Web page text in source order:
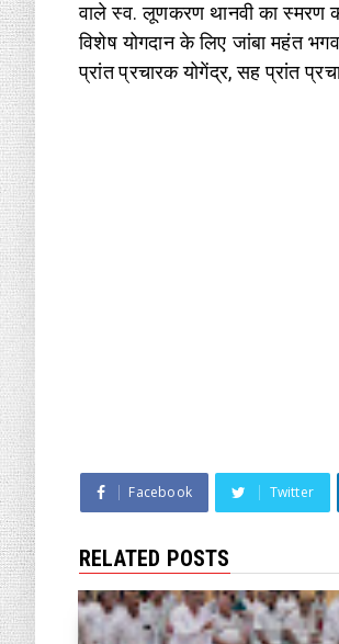
वाले स्व. लूणकरण थानवी का स्मरण
विशेष योगदान के लिए जांबा महंत
प्रांत प्रचारक योगेंद्र, सह प्रांत
Facebook Twitter
RELATED POSTS